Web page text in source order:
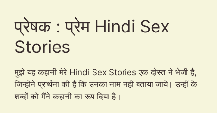
प्रेषक : प्रेम Hindi Sex
Stories
मुझे यह कहानी मेरे Hindi Sex Stories एक दोस्त ने भेजी है,
जिन्होंने प्रार्थना की है कि उनका नाम नहीं बताया जाये। उन्हीं के
शब्दों को मैंने कहानी का रूप दिया है।